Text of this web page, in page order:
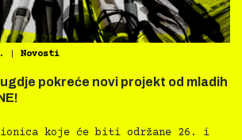
Novosti
pokreće novi projekt od mladih
koje će biti održane 26. i